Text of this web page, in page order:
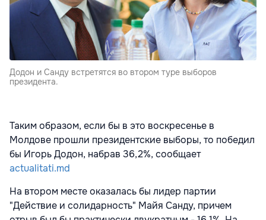
Додон и Санду встретятся во втором туре выборов
президента.
Таким образом, если бы в это воскресенье в
Молдове прошли президентские выборы, то победил
бы Игорь Додон, набрав 36,2%, сообщает
actualitati.md
На втором месте оказалась бы лидер партии
"Действие и солидарность" Майя Санду, причем